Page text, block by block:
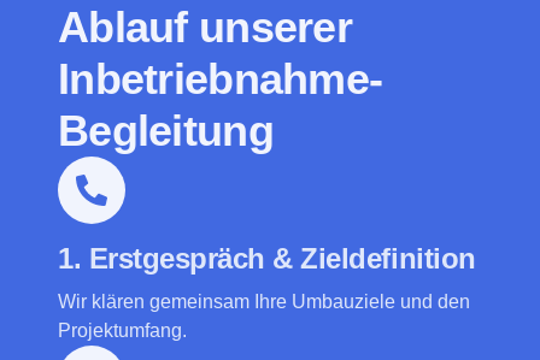
Ablauf unserer
Inbetriebnahme-
Begleitung
1. Erstgespräch & Zieldefinition
Wir klären gemeinsam Ihre Umbauziele und den
Projektumfang.